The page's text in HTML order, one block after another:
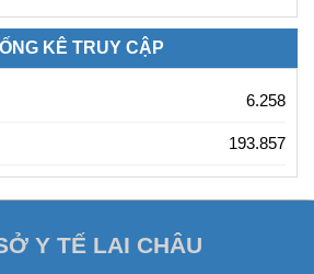
KÊ TRUY CẬP
6.258
193.857
Y TẾ LAI CHÂU